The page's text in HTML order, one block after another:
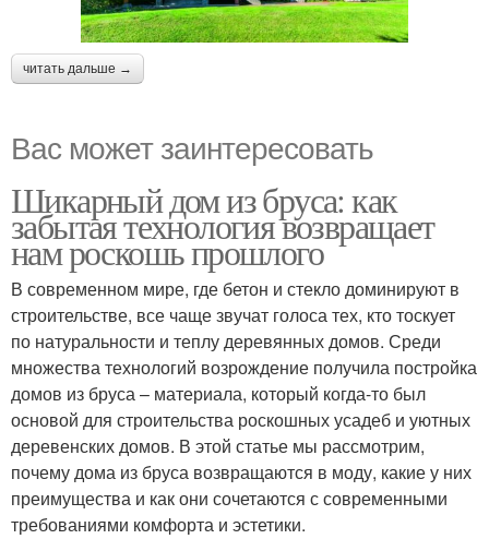
читать дальше →
Вас может заинтересовать
Шикарный дом из бруса: как
забытая технология возвращает
нам роскошь прошлого
В современном мире, где бетон и стекло доминируют в
строительстве, все чаще звучат голоса тех, кто тоскует
по натуральности и теплу деревянных домов. Среди
множества технологий возрождение получила постройка
домов из бруса – материала, который когда-то был
основой для строительства роскошных усадеб и уютных
деревенских домов. В этой статье мы рассмотрим,
почему дома из бруса возвращаются в моду, какие у них
преимущества и как они сочетаются с современными
требованиями комфорта и эстетики.